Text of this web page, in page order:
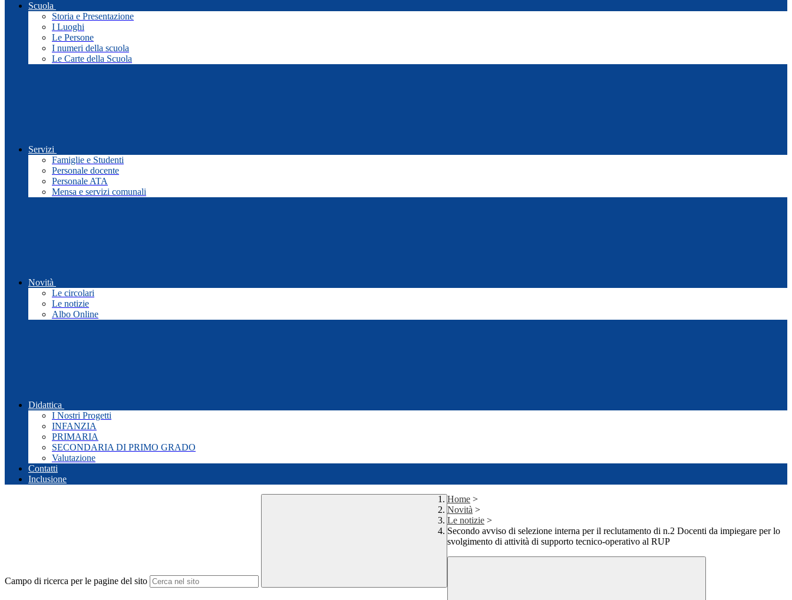
Scuola
Storia e Presentazione
I Luoghi
Le Persone
I numeri della scuola
Le Carte della Scuola
Servizi
Famiglie e Studenti
Personale docente
Personale ATA
Mensa e servizi comunali
Novità
Le circolari
Le notizie
Albo Online
Didattica
I Nostri Progetti
INFANZIA
PRIMARIA
SECONDARIA DI PRIMO GRADO
Valutazione
Contatti
Inclusione
Campo di ricerca per le pagine del sito
Home >
Novità >
Le notizie >
Secondo avviso di selezione interna per il reclutamento di n.2 Docenti da impiegare per lo
svolgimento di attività di supporto tecnico-operativo al RUP